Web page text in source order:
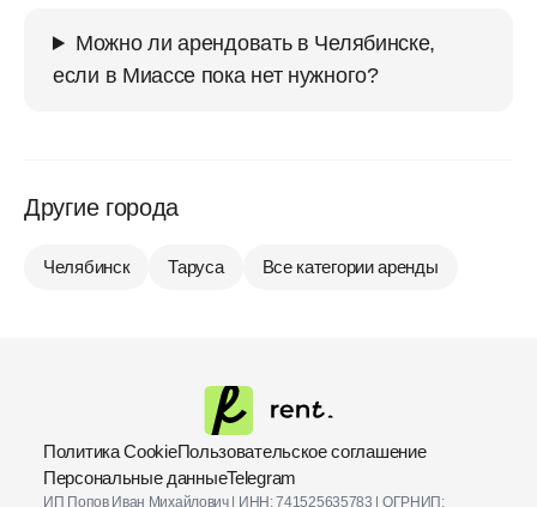
Можно ли арендовать в Челябинске,
если в Миассе пока нет нужного?
Другие города
Челябинск Таруса Все категории аренды
Политика CookieПользовательское соглашение
Персональные данныеTelegram
ИП Попов Иван Михайлович | ИНН: 741525635783 | ОГРНИП: